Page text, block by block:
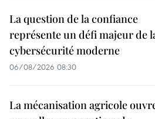
La question de la confiance
représente un défi majeur de
cybersécurité moderne
06/08/2026 08:30
La mécanisation agricole